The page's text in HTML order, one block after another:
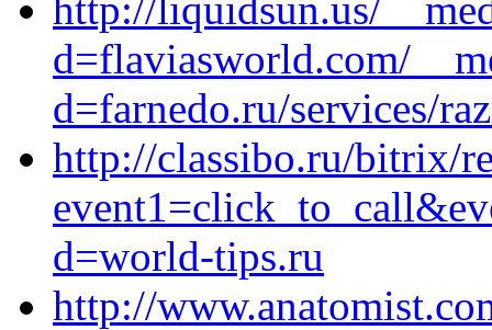
d=flaviasworld.com/
d=farnedo.ru/services/
http://classibo.ru/bitrix/
d=world-tips.ru
http://